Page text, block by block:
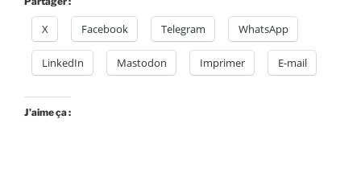
X Facebook Telegram WhatsApp
LinkedIn Mastodon Imprimer E-mail
J’aime ça :